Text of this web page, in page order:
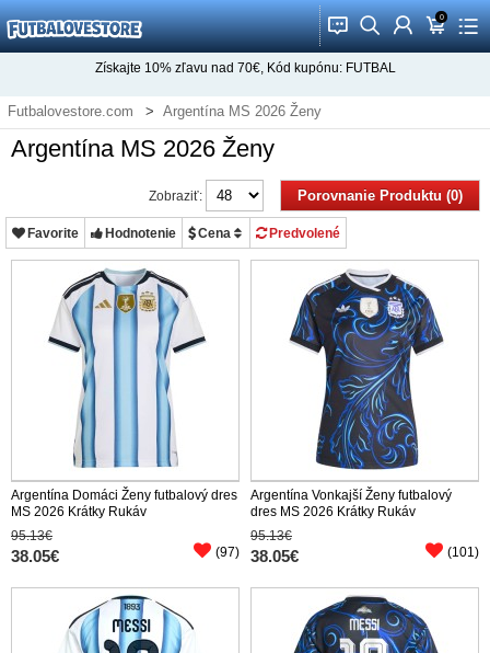
󰂱 󰂨 󰃳 0
󰃦 󰃖
Získajte 10%zľavu nad 70€, Kód kupónu: FUTBAL
Futbalovestore.com Argentína MS 2026 Ženy
Argentína MS 2026 Ženy
Porovnanie Produktu (0)
Zobraziť:
Favorite Hodnotenie Cena Predvolené
Argentína Domáci Ženy futbalový dres
MS 2026 Krátky Rukáv
95.13€
38.05€ (97)
Argentína Vonkajší Ženy futbalový
dres MS 2026 Krátky Rukáv
95.13€
38.05€ (101)